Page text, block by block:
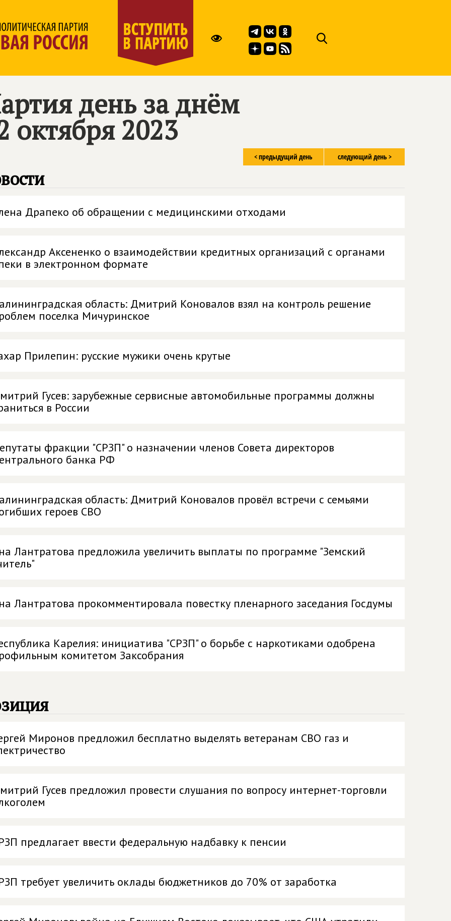
день за днём
октября 2023
следующий день >
< предыдущий день
Драпеко об обращении с медицинскими отходами
Аксененко о взаимодействии кредитных организаций с органами
в электронном формате
область: Дмитрий Коновалов взял на контроль решение
поселка Мичуринское
Прилепин: русские мужики очень крутые
Гусев: зарубежные сервисные автомобильные программы должны
в России
фракции "СРЗП" о назначении членов Совета директоров
банка РФ
область: Дмитрий Коновалов провёл встречи с семьями
героев СВО
Лантратова предложила увеличить выплаты по программе "Земский
Лантратова прокомментировала повестку пленарного заседания Госдумы
Карелия: инициатива "СРЗП" о борьбе с наркотиками одобрена
комитетом Заксобрания
Миронов предложил бесплатно выделять ветеранам СВО газ и
Гусев предложил провести слушания по вопросу интернет-торговли
предлагает ввести федеральную надбавку к пенсии
требует увеличить оклады бюджетников до 70% от заработка